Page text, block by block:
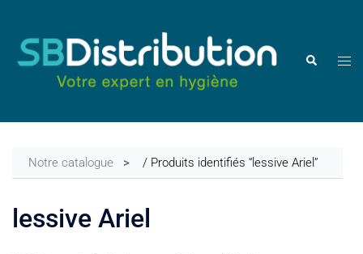
contenu
Rechercher
Notre catalogue / Produits identifiés “lessive Ariel”
lessive Ariel